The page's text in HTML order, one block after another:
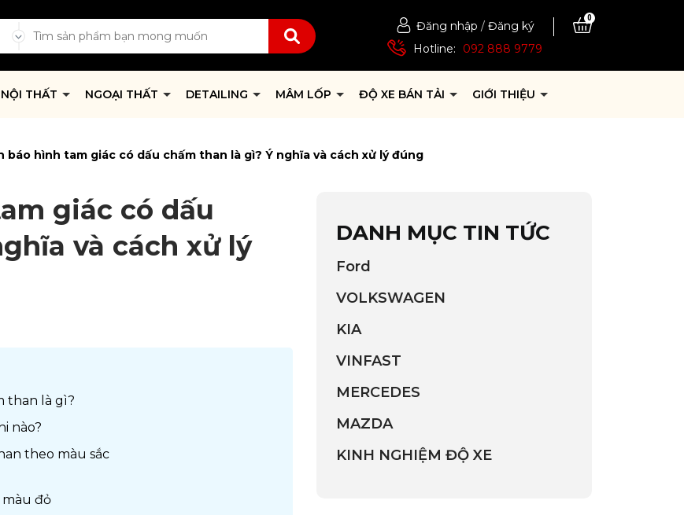
Đăng nhập / Đăng ký
0
Hotline: 092 888 9779
NỘI THẤT NGOẠI THẤT DETAILING MÂM LỐP ĐỘ XE BÁN TẢI GIỚI THIỆU
báo hình tam giác có dấu chấm than là gì? Ý nghĩa và cách xử lý đúng
giác có dấu
và cách xử lý
than là gì?
nào?
theo màu sắc
màu đỏ
DANH MỤC TIN TỨC
Ford
VOLKSWAGEN
KIA
VINFAST
MERCEDES
MAZDA
KINH NGHIỆM ĐỘ XE